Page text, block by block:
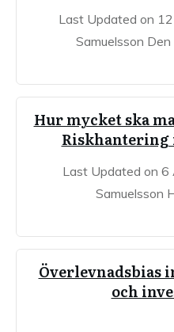
Last Updated on
Samuelsson
Hur mycket ska
Last Updated on 6
Samuelsson
Överlevnadsbias
och